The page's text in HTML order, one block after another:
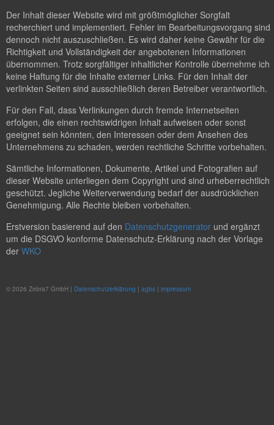
Der Inhalt dieser Website wird mit größtmöglicher Sorgfalt
recherchiert und implementiert. Fehler im Bearbeitungsvorgang sind
dennoch nicht auszuschließen. Es wird daher keine Gewähr für die
Richtigkeit und Vollständigkeit der angebotenen Informationen
übernommen. Trotz sorgfältiger inhaltlicher Kontrolle übernehme ich
keine Haftung für die Inhalte externer Links. Für den Inhalt der
verlinkten Seiten sind ausschließlich deren Betreiber verantwortlich.
Für den Fall, dass Verlinkungen durch fremde Internetseiten
erfolgen, die einen rechtswidrigen Inhalt aufweisen oder sonst
geeignet sein könnten, den Interessen oder dem Ansehen des
Unternehmens zu schaden, werden rechtliche Schritte vorbehalten.
Sämtliche Informationen, Dokumente, Artikel und Fotografien auf
dieser Website unterliegen dem Copyright und sind urheberrechtlich
geschützt. Jegliche Weiterverwendung bedarf der ausdrücklichen
Genehmigung. Alle Rechte bleiben vorbehalten.
Erstversion basierend auf den Datenschutzgenerator und ergänzt
um die DSGVO konforme Datenschutz-Erklärung nach der Vorlage
der WKO
© 2026 Zebra7 GmbH | Datenschutzerklärung | agbs | impressum